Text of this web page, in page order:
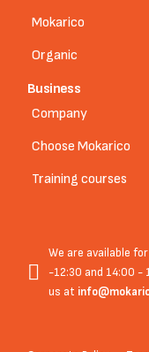
Mokarico
Organic
Business
Company
Choose Mokarico
Training courses
We are available
-12:30 and 14:00 -
us at